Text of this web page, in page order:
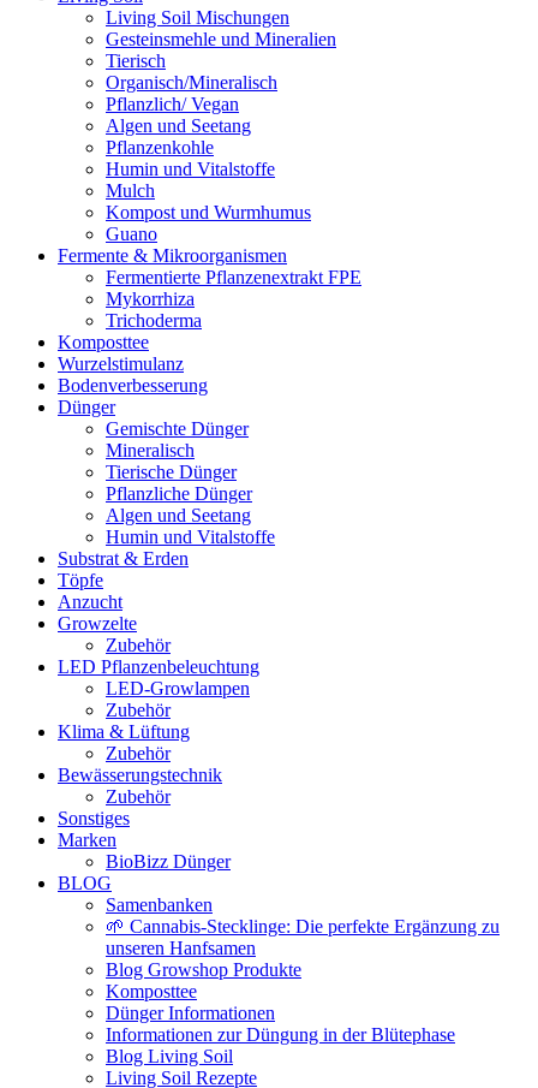
Living Soil Mischungen
Gesteinsmehle und Mineralien
Tierisch
Organisch/Mineralisch
Pflanzlich/ Vegan
Algen und Seetang
Pflanzenkohle
Humin und Vitalstoffe
Mulch
Kompost und Wurmhumus
Guano
Fermente & Mikroorganismen
Fermentierte Pflanzenextrakt FPE
Mykorrhiza
Trichoderma
Komposttee
Wurzelstimulanz
Bodenverbesserung
Dünger
Gemischte Dünger
Mineralisch
Tierische Dünger
Pflanzliche Dünger
Algen und Seetang
Humin und Vitalstoffe
Substrat & Erden
Töpfe
Anzucht
Growzelte
Zubehör
LED Pflanzenbeleuchtung
LED-Growlampen
Zubehör
Klima & Lüftung
Zubehör
Bewässerungstechnik
Zubehör
Sonstiges
Marken
BioBizz Dünger
BLOG
Samenbanken
🌱 Cannabis-Stecklinge: Die perfekte Ergänzung zu
unseren Hanfsamen
Blog Growshop Produkte
Komposttee
Dünger Informationen
Informationen zur Düngung in der Blütephase
Blog Living Soil
Living Soil Rezepte